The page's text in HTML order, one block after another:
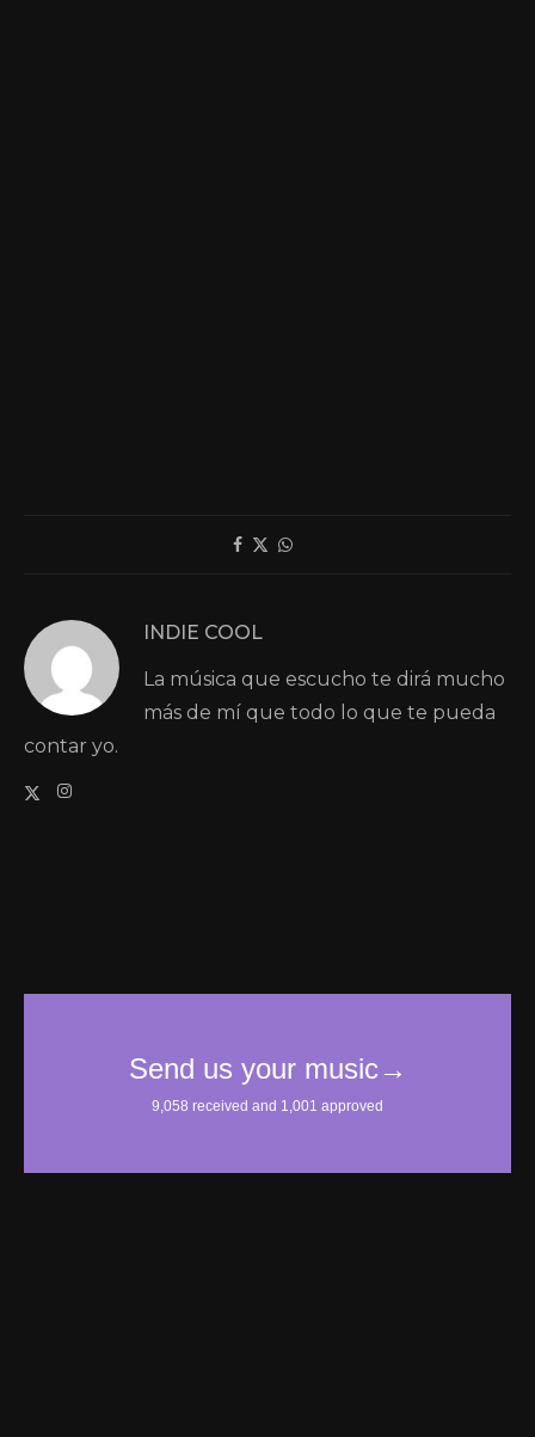
INDIE COOL
La música que escucho te dirá mucho
más de mí que todo lo que te pueda
contar yo.